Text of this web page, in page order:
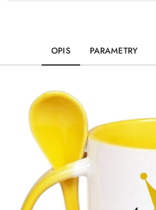
OPIS PARAMETRY